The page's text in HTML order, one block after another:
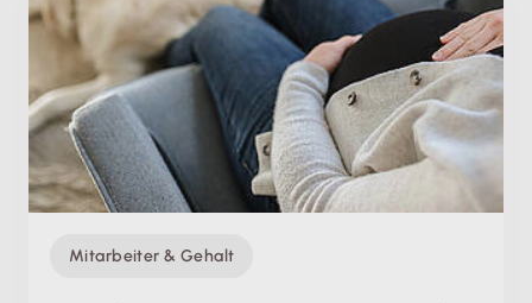
Mitarbeiter & Gehalt